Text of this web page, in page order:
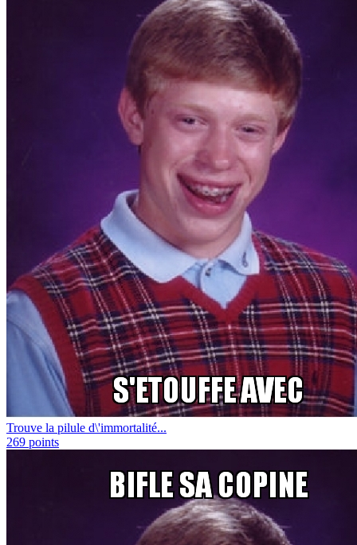
Trouve la pilule d\'immortalité...
269 points